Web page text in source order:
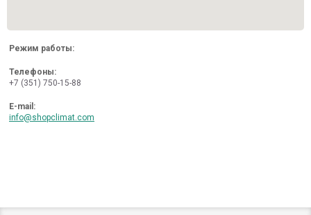
Режим работы:
Телефоны:
+7 (351) 750-15-88
E-mail:
info@shopclimat.com